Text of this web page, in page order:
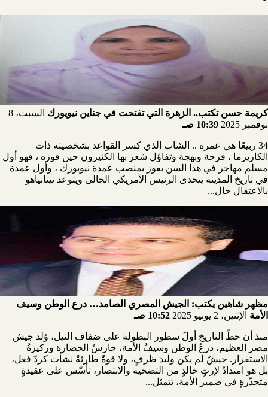
كريمة حسن تكتب.. الزهرة التي تفتحت في جناين نيويورك
السبت، 8
نوفمبر 2025
10:39 صـ
34 ربيعًا هي عمره .. الشاب الذي كسر القواعد بشخصيته ذات
الكاريزما ، فرحة وبهجة وتفاؤل شعر بها الكثيرون حين فوزه ، فهو أول
مسلم مهاجر في هذا السن يفوز بمنصب عمدة نيويورك ، وأول عمدة
في تاريخ المدينة يتحدى الرئيس الأمريكي الحالى ويتوعد نيتانياهو
بالاعتقال حال...
مظهر شاهين يكتب: الجيش المصري الصامد… درع الوطن وسيف
الأمة الإثنين، 2 يونيو 2025 10:52 صـ
منذ أن خطّ التاريخ أولَ سطور البطولة على ضفاف النيل، وُلد جيش
مصر العظيم، درعُ الوطن وسيفُ الأمة، حارسُ الحضارة وركيزةُ
الاستقرار. جيشٌ لم يكن وليدَ ظرفٍ، ولا قوةً طارئةً نشأت كردّ فعل،
بل هو امتدادٌ لإرثٍ خالدٍ من التضحية والانتصار، تأسّس على عقيدةٍ
متجذّرةٍ في ضمير الأمة، تتمثل...